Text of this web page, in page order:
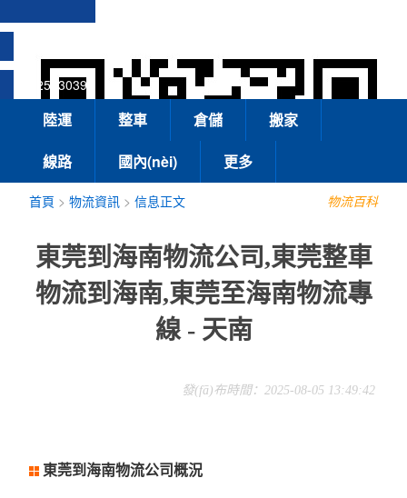
13925830399
陸運 整車 倉儲
搬家
線路
國內(nèi) 更多
物流百科
首頁 >物流資訊 >信息正文
東莞到海南物流公司,東莞整車
物流到海南,東莞至海南物流專
線 - 天南
發(fā)布時間：2025-08-05 13:49:42
東莞到海南物流公司概況